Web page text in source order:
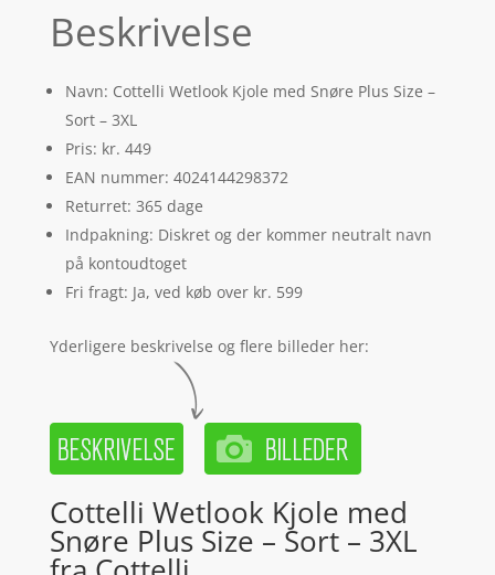
Beskrivelse
Navn: Cottelli Wetlook Kjole med Snøre Plus Size –
Sort – 3XL
Pris: kr. 449
EAN nummer: 4024144298372
Returret: 365 dage
Indpakning: Diskret og der kommer neutralt navn
på kontoudtoget
Fri fragt: Ja, ved køb over kr. 599
Yderligere beskrivelse og flere billeder her:
Cottelli Wetlook Kjole med
Snøre Plus Size – Sort – 3XL